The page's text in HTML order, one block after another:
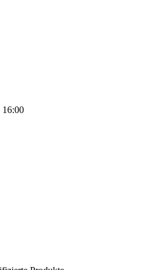
16:00